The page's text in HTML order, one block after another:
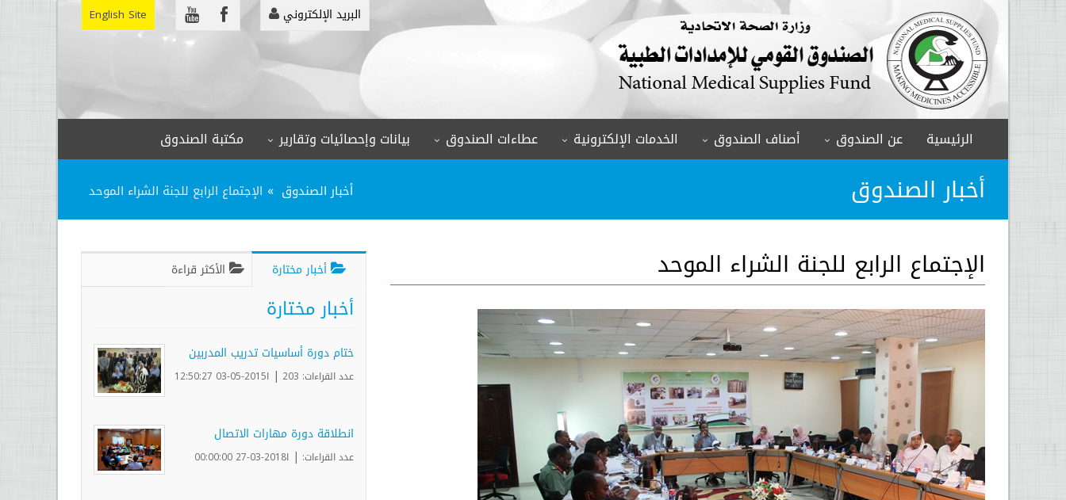
English Site البريد الإلكتروني
الرئيسية عن الصندوق أصناف الصندوق الخدمات الإلكترونية عطاءات الصندوق بيانات وإحصائيات وتقارير مكتبة الصندوق
أخبار الصندوق أخبار الصندوق الإجتماع الرابع للجنة الشراء الموحد
الإجتماع الرابع للجنة الشراء الموحد أخبار مختارة الأكثر قراءة
أخبار مختارة
ختام دورة أساسيات تدريب المدربين
عدد القراءات: 203 | ا2015-05-03 12:50:27
انطلاقة دورة مهارات الاتصال
عدد القراءات: | ا2018-03-27 00:00:00